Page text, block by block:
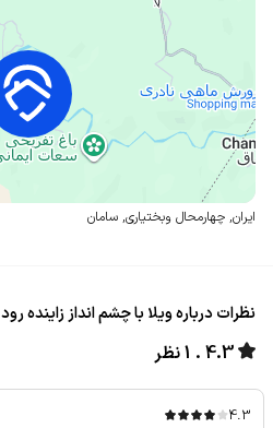
ایران, چهارمحال وبختیاری, سامان
نظرات درباره ویلا با چشم انداز زاینده رود 100 سامان
4.3 1 نظر
4.3